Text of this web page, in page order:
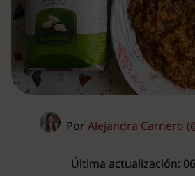
Por Alejandra Carnero
Última actualización: